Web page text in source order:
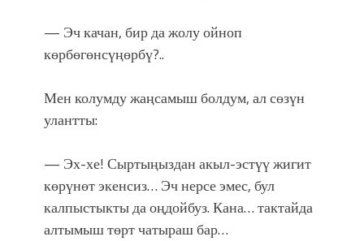
— Эч качан, бир да жолу ойноп
көрбөгөнсүңөрбү?..
Мен колумду жаңсамыш болдум, ал сөзүн
улантты:
— Эх-хе! Сыртыңыздан акыл-эстүү жигит
көрүнөт экенсиз… Эч нерсе эмес, бул
калпыстыкты да оңдойбуз. Кана… тактайда
алтымыш төрт чатыраш бар…